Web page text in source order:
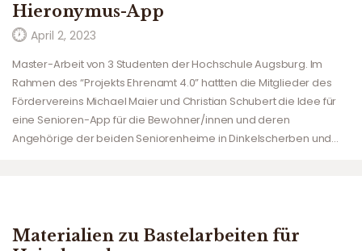
Hieronymus-App
April 2, 2023
Master-Arbeit von 3 Studenten der Hochschule Augsburg. Im
Rahmen des “Projekts Ehrenamt 4.0” hattten die Mitglieder des
Fördervereins Michael Maier und Christian Schubert die Idee für
eine Senioren-App für die Bewohner/innen und deren
Angehörige der beiden Seniorenheime in Dinkelscherben und…
Materialien zu Bastelarbeiten für